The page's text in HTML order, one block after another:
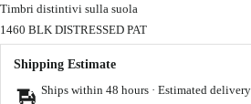
Timbri distintivi sulla suola
1460 BLK DISTRESSED PAT
Shipping Estimate
Ships within 48 hours · Estimated delivery